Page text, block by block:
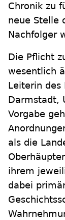
Chronik zu
neue Stelle
Nachfolger
Die Pflicht
wesentlich
Leiterin des
Darmstadt,
Vorgabe
als die
ihrem
dabei